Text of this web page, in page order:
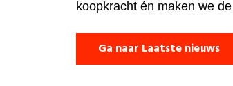
koopkracht én maken we
Ga naar Laatste nieuws